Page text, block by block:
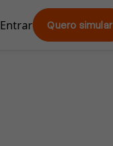
Entrar Quero simular